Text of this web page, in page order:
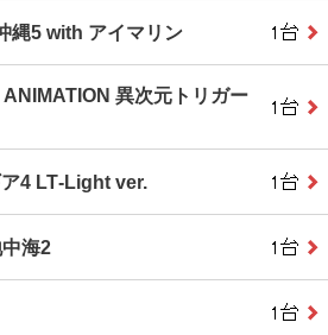
縄5 with アイマリン
異次元トリガー
4 LT‐Light ver.
海2